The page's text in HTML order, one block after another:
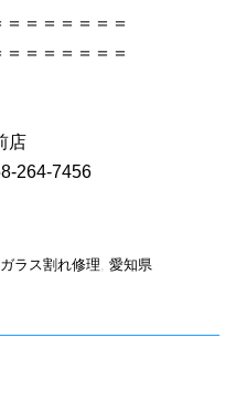
＝＝＝＝＝＝
＝＝＝＝＝＝
店
264-7456
ガラス割れ修理 愛知県